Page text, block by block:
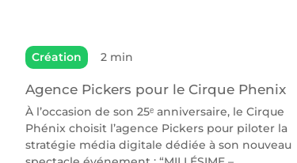
Création 2 min
Agence Pickers pour le Cirque Phenix
À l’occasion de son 25ᵉ anniversaire, le Cirque
Phénix choisit l’agence Pickers pour piloter la
stratégie média digitale dédiée à son nouveau